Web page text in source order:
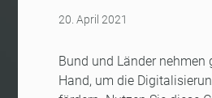
20. April 2021
Bund und Länder nehmen
Hand, um die